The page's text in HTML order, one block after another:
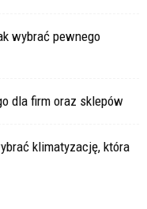
wybrać pewnego
dla firm oraz sklepów
klimatyzację, która